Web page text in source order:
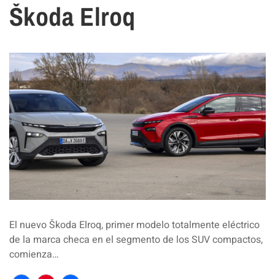
Škoda Elroq
El nuevo Škoda Elroq, primer modelo totalmente eléctrico
de la marca checa en el segmento de los SUV compactos,
comienza…